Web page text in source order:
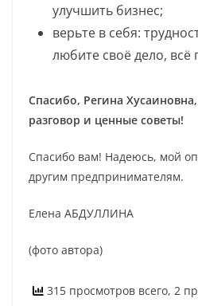
улучшить бизнес;
верьте в себя:
любите своё дело, всё
Спасибо, Регина
разговор и ценные советы!
Спасибо вам! Надеюсь, мой
другим предпринимателям.
Елена АБДУЛЛИНА
(фото автора)
315 просмотров всего, 2